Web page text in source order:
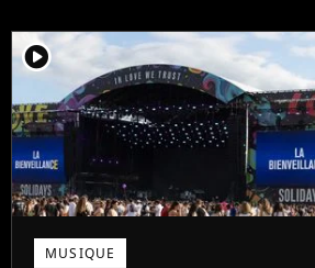
player2
MUSIQUE